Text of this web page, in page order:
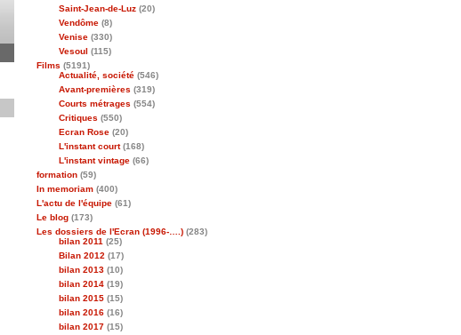
Saint-Jean-de-Luz (20)
Vendôme (8)
Venise (330)
Vesoul (115)
Films (5191)
Actualité, société (546)
Avant-premières (319)
Courts métrages (554)
Critiques (550)
Ecran Rose (20)
L'instant court(168)
L'instant vintage (66)
formation (59)
In memoriam (400)
L'actu de l'équipe (61)
Le blog (173)
Les dossiers de l'Ecran (1996-….) (283)
bilan 2011 (25)
Bilan 2012 (17)
bilan 2013 (10)
bilan 2014 (19)
bilan 2015 (15)
bilan 2016 (16)
bilan 2017 (15)